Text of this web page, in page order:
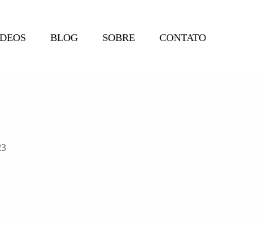
BLOG SOBRE CONTATO